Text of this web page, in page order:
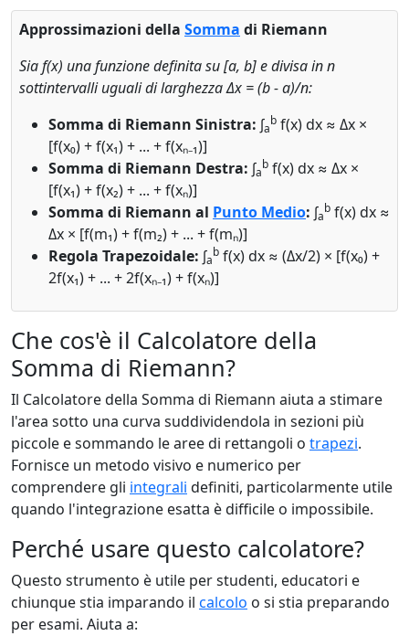
Approssimazioni della Somma di Riemann
Sia f(x) una funzione definita su [a, b] e divisa in n
sottintervalli uguali di larghezza Δx = (b - a)/n:
Somma di Riemann Sinistra: ∫a
b f(x) dx ≈ Δx ×
[f(x₀) + f(x₁) + ... + f(xₙ₋₁)]
Somma di Riemann Destra: ∫a
b f(x) dx ≈ Δx ×
[f(x₁) + f(x₂) + ... + f(xₙ)]
Somma di Riemann al Punto Medio: ∫a
b f(x) dx ≈
Δx × [f(m₁) + f(m₂) + ... + f(mₙ)]
Regola Trapezoidale: ∫a
b f(x) dx ≈ (Δx/2) × [f(x₀) +
2f(x₁) + ... + 2f(xₙ₋₁) + f(xₙ)]
Che cos'è il Calcolatore della
Somma di Riemann?
Il Calcolatore della Somma di Riemann aiuta a stimare
l'area sotto una curva suddividendola in sezioni più
piccole e sommando le aree di rettangoli o trapezi.
Fornisce un metodo visivo e numerico per
comprendere gli integrali definiti, particolarmente utile
quando l'integrazione esatta è difficile o impossibile.
Perché usare questo calcolatore?
Questo strumento è utile per studenti, educatori e
chiunque stia imparando il calcolo o si stia preparando
per esami. Aiuta a: